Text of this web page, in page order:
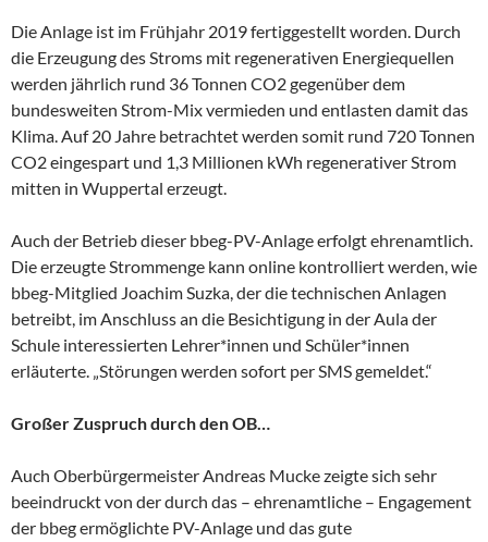
Die Anlage ist im Frühjahr 2019 fertiggestellt worden. Durch
die Erzeugung des Stroms mit regenerativen Energiequellen
werden jährlich rund 36 Tonnen CO2 gegenüber dem
bundesweiten Strom-Mix vermieden und entlasten damit das
Klima. Auf 20 Jahre betrachtet werden somit rund 720 Tonnen
CO2 eingespart und 1,3 Millionen kWh regenerativer Strom
mitten in Wuppertal erzeugt.
Auch der Betrieb dieser bbeg-PV-Anlage erfolgt ehrenamtlich.
Die erzeugte Strommenge kann online kontrolliert werden, wie
bbeg-Mitglied Joachim Suzka, der die technischen Anlagen
betreibt, im Anschluss an die Besichtigung in der Aula der
Schule interessierten Lehrer*innen und Schüler*innen
erläuterte. „Störungen werden sofort per SMS gemeldet.“
Großer Zuspruch durch den OB…
Auch Oberbürgermeister Andreas Mucke zeigte sich sehr
beeindruckt von der durch das – ehrenamtliche – Engagement
der bbeg ermöglichte PV-Anlage und das gute